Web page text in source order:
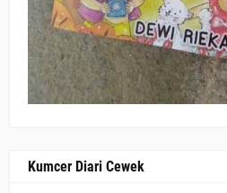
Kumcer Diari Cewek